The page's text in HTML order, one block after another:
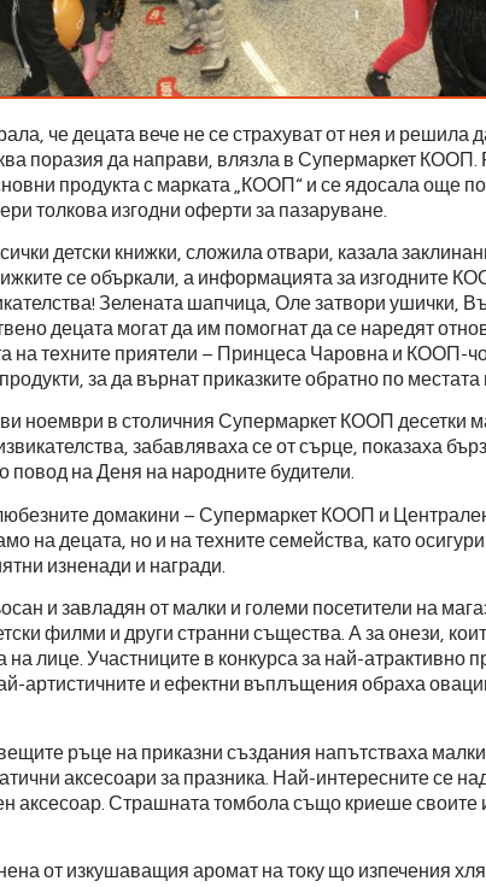
че децата вече не се страхуват от нея и решила
поразия да направи, влязла в Супермаркет КООП.
продукта с марката „КООП“ и се ядосала още
толкова изгодни оферти за пазаруване.
детски книжки, сложила отвари, казала
се объркали, а информацията за изгодните
Зелената шапчица, Оле затвори ушички,
децата могат да им помогнат да се наредят
на техните приятели – Принцеса Чаровна и КООП-чо
за да върнат приказките обратно по местата
ноември в столичния Супермаркет КООП десетки
забавляваха се от сърце, показаха
повод на Деня на народните будители.
домакини – Супермаркет КООП и
на децата, но и на техните семейства, като
изненади и награди.
и завладян от малки и големи посетители на
филми и други странни същества. А за онези,
на лице. Участниците в конкурса за най-атрактивно
артистичните и ефектни въплъщения обраха
ръце на приказни създания напътстваха
аксесоари за празника. Най-интересните се
аксесоар. Страшната томбола също криеше
от изкушаващия аромат на току що изпечения